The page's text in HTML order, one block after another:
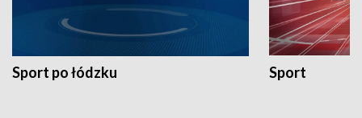
Sport po łódzku Sport